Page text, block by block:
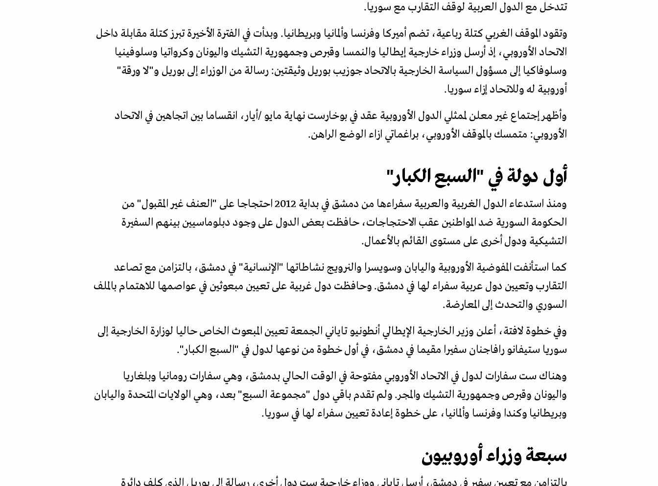
تتدخل مع الدول العربية لوقف التقارب مع سوريا.
وتقود الموقف الغربي كتلة رباعية، تضم أميركا وفرنسا وألمانيا وبريطانيا. وبدأت في الفترة الأخيرة تبرز كتلة مقابلة داخل
الاتحاد الأوروبي، إذ أرسل وزراء خارجية إيطاليا والنمسا وقبرص وجمهورية التشيك واليونان وكرواتيا وسلوفينيا
وسلوفاكيا إلى مسؤول السياسة الخارجية بالاتحاد جوزيب بوريل وثيقتين: رسالة من الوزراء إلى بوريل و"لا ورقة"
أوروبية له وللاتحاد إزاء سوريا.
وأظهر إجتماع غير معلن لممثلي الدول الأوروبية عقد في بوخارست نهاية مايو /أيار، انقساما بين اتجاهين في الاتحاد
الأوروبي: متمسك بالموقف الأوروبي، براغماتي ازاء الوضع الراهن.
أول دولة في "السبع الكبار"
ومنذ استدعاء الدول الغربية والعربية سفراءها من دمشق في بداية 2012 احتجاجا على "العنف غير المقبول" من
الحكومة السورية ضد المواطنين عقب الاحتجاجات، حافظت بعض الدول على وجود دبلوماسيين بينهم السفيرة
التشيكية ودول أخرى على مستوى القائم بالأعمال.
كما استأنفت المفوضية الأوروبية واليابان وسويسرا والنرويج نشاطاتها "الإنسانية" في دمشق، بالتزامن مع تصاعد
التقارب وتعيين دول عربية سفراء لها في دمشق. وحافظت دول غربية على تعيين مبعوثين في عواصمها للاهتمام بالملف
السوري والتحدث إلى المعارضة.
وفي خطوة لافتة، أعلن وزير الخارجية الإيطالي أنطونيو تاياني الجمعة تعيين المبعوث الخاص حاليا لوزارة الخارجية إلى
سوريا ستيفانو رافاجنان سفيرا مقيما في دمشق، في أول خطوة من نوعها لدول في "السبع الكبار".
وهناك ست سفارات لدول في الاتحاد الأوروبي مفتوحة في الوقت الحالي بدمشق، وهي سفارات رومانيا وبلغاريا
واليونان وقبرص وجمهورية التشيك والمجر. ولم تقدم باقي دول "مجموعة السبع" بعد، وهي الولايات المتحدة واليابان
وبريطانيا وكندا وفرنسا وألمانيا، على خطوة إعادة تعيين سفراء لها في سوريا.
سبعة وزراء أوروبيون
بالتزامن مع تعيين سفير في دمشق، أرسل تاياني ووزاء خارجية ست دول أخرى، رسالة إلى بوريل الذي كلف دائرة